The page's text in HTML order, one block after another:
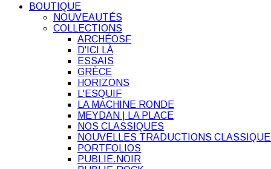
BOUTIQUE
NOUVEAUTÉS
COLLECTIONS
ARCHÉOSF
D'ICI LÀ
ESSAIS
GRÈCE
HORIZONS
L'ESQUIF
LA MACHINE RONDE
MEYDAN | LA PLACE
NOS CLASSIQUES
NOUVELLES TRADUCTIONS
PORTFOLIOS
PUBLIE.NOIR